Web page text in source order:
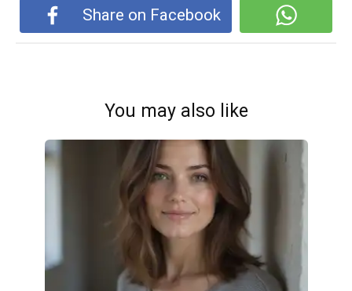
Share on Facebook
You may also like